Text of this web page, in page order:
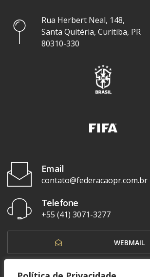
Rua Herbert Neal, 148,
Santa Quitéria, Curitiba, PR
80310-330
Email
contato@federacaopr.com.br
Telefone
+55 (41) 3071-3277
WEBMAIL
OUVIDORIA